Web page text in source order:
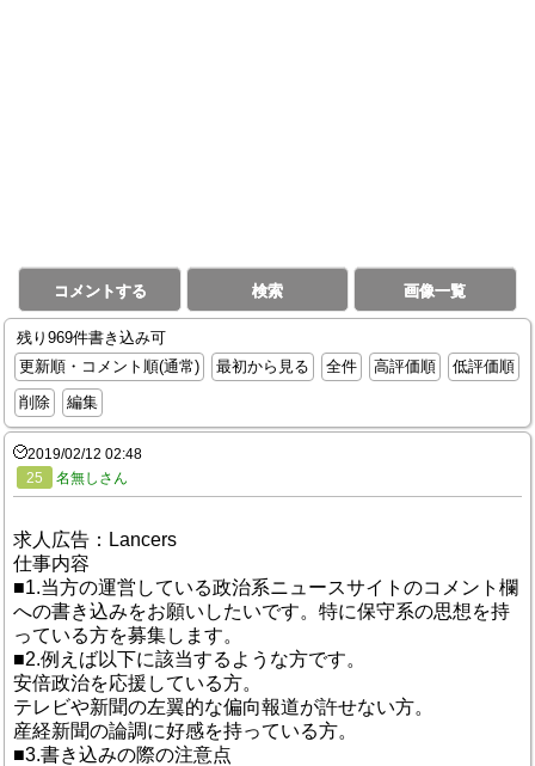
コメントする 検索 画像一覧
残り969件書き込み可
更新順・コメント順(通常)
最初から見る 全件 高評価順
低評価順
削除
編集
2019/02/12 02:48
25
名無しさん
求人広告：Lancers
仕事内容
■1.当方の運営している政治系ニュースサイトのコメント欄
への書き込みをお願いしたいです。特に保守系の思想を持
っている方を募集します。
■2.例えば以下に該当するような方です。
安倍政治を応援している方。
テレビや新聞の左翼的な偏向報道が許せない方。
産経新聞の論調に好感を持っている方。
■3.書き込みの際の注意点